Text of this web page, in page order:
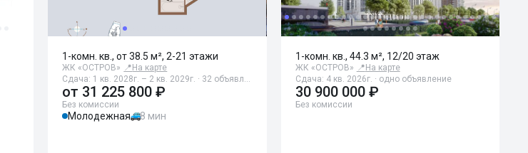
1-комн. кв., от 38.5 м², 2-21 этажи
ЖК «ОСТРОВ» 📍 На карте
Сдача: 1 кв. 2028г. – 2 кв. 2029г. · 32 объявл…
от 31 225 800 ₽
Без комиссии
Молодежная 8 мин
1-комн. кв., 44.3 м², 12/20 этаж
ЖК «ОСТРОВ» 📍 На карте
Сдача: 4 кв. 2026г. · одно объявление
30 900 000 ₽
Без комиссии